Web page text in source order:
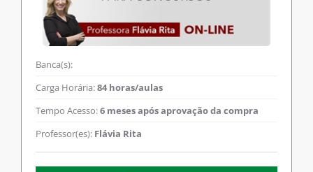
Banca(s):
Carga Horária:84 horas/aulas
Tempo Acesso:6 meses após aprovação da compra
Professor(es): Flávia Rita